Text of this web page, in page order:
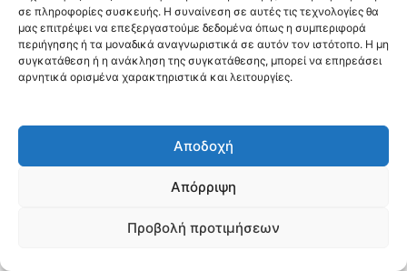
σε πληροφορίες συσκευής. Η συναίνεση σε αυτές τις τεχνολογίες θα
μας επιτρέψει να επεξεργαστούμε δεδομένα όπως η συμπεριφορά
περιήγησης ή τα μοναδικά αναγνωριστικά σε αυτόν τον ιστότοπο. Η μη
συγκατάθεση ή η ανάκληση της συγκατάθεσης, μπορεί να επηρεάσει
αρνητικά ορισμένα χαρακτηριστικά και λειτουργίες.
Αποδοχή
Απόρριψη
Προβολή προτιμήσεων
26 Μαΐου, 2023
Προμήθειες - Συμβάσεις,Προμήθειες 3ης ΥΠΕ
Πολιτική Προστασίας Δεδομένων
Θεσσαλονίκη, ΕλλάδαΤηλ: +30 2311 226 200
email: 3ype@3ype.gr